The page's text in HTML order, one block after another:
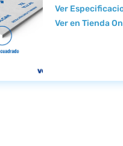
Ver
Ver en Tienda